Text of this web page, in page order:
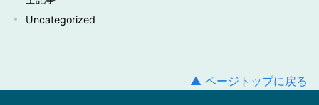
Uncategorized
▲ ページトップに戻る